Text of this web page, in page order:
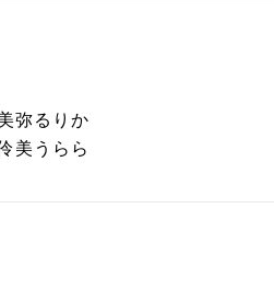
弥るりか
美うらら